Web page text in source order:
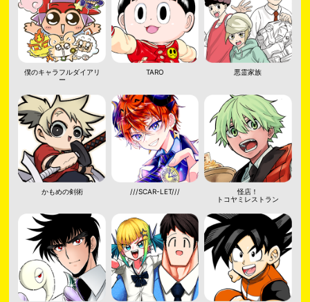
僕のキャラフルダイアリ
ー
TARO 悪霊家族
かもめの剣術 ///SCAR-LET///
怪店！
トコヤミレストラン